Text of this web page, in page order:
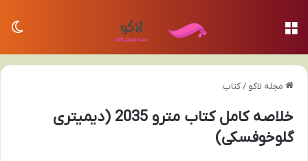
مجله لاکو /کتاب
خلاصه کامل کتاب مترو 2035 (دیمیتری
گلوخوفسکی)